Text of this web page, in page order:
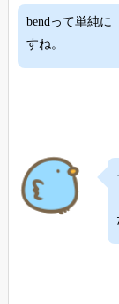
bendって単純に
すね。